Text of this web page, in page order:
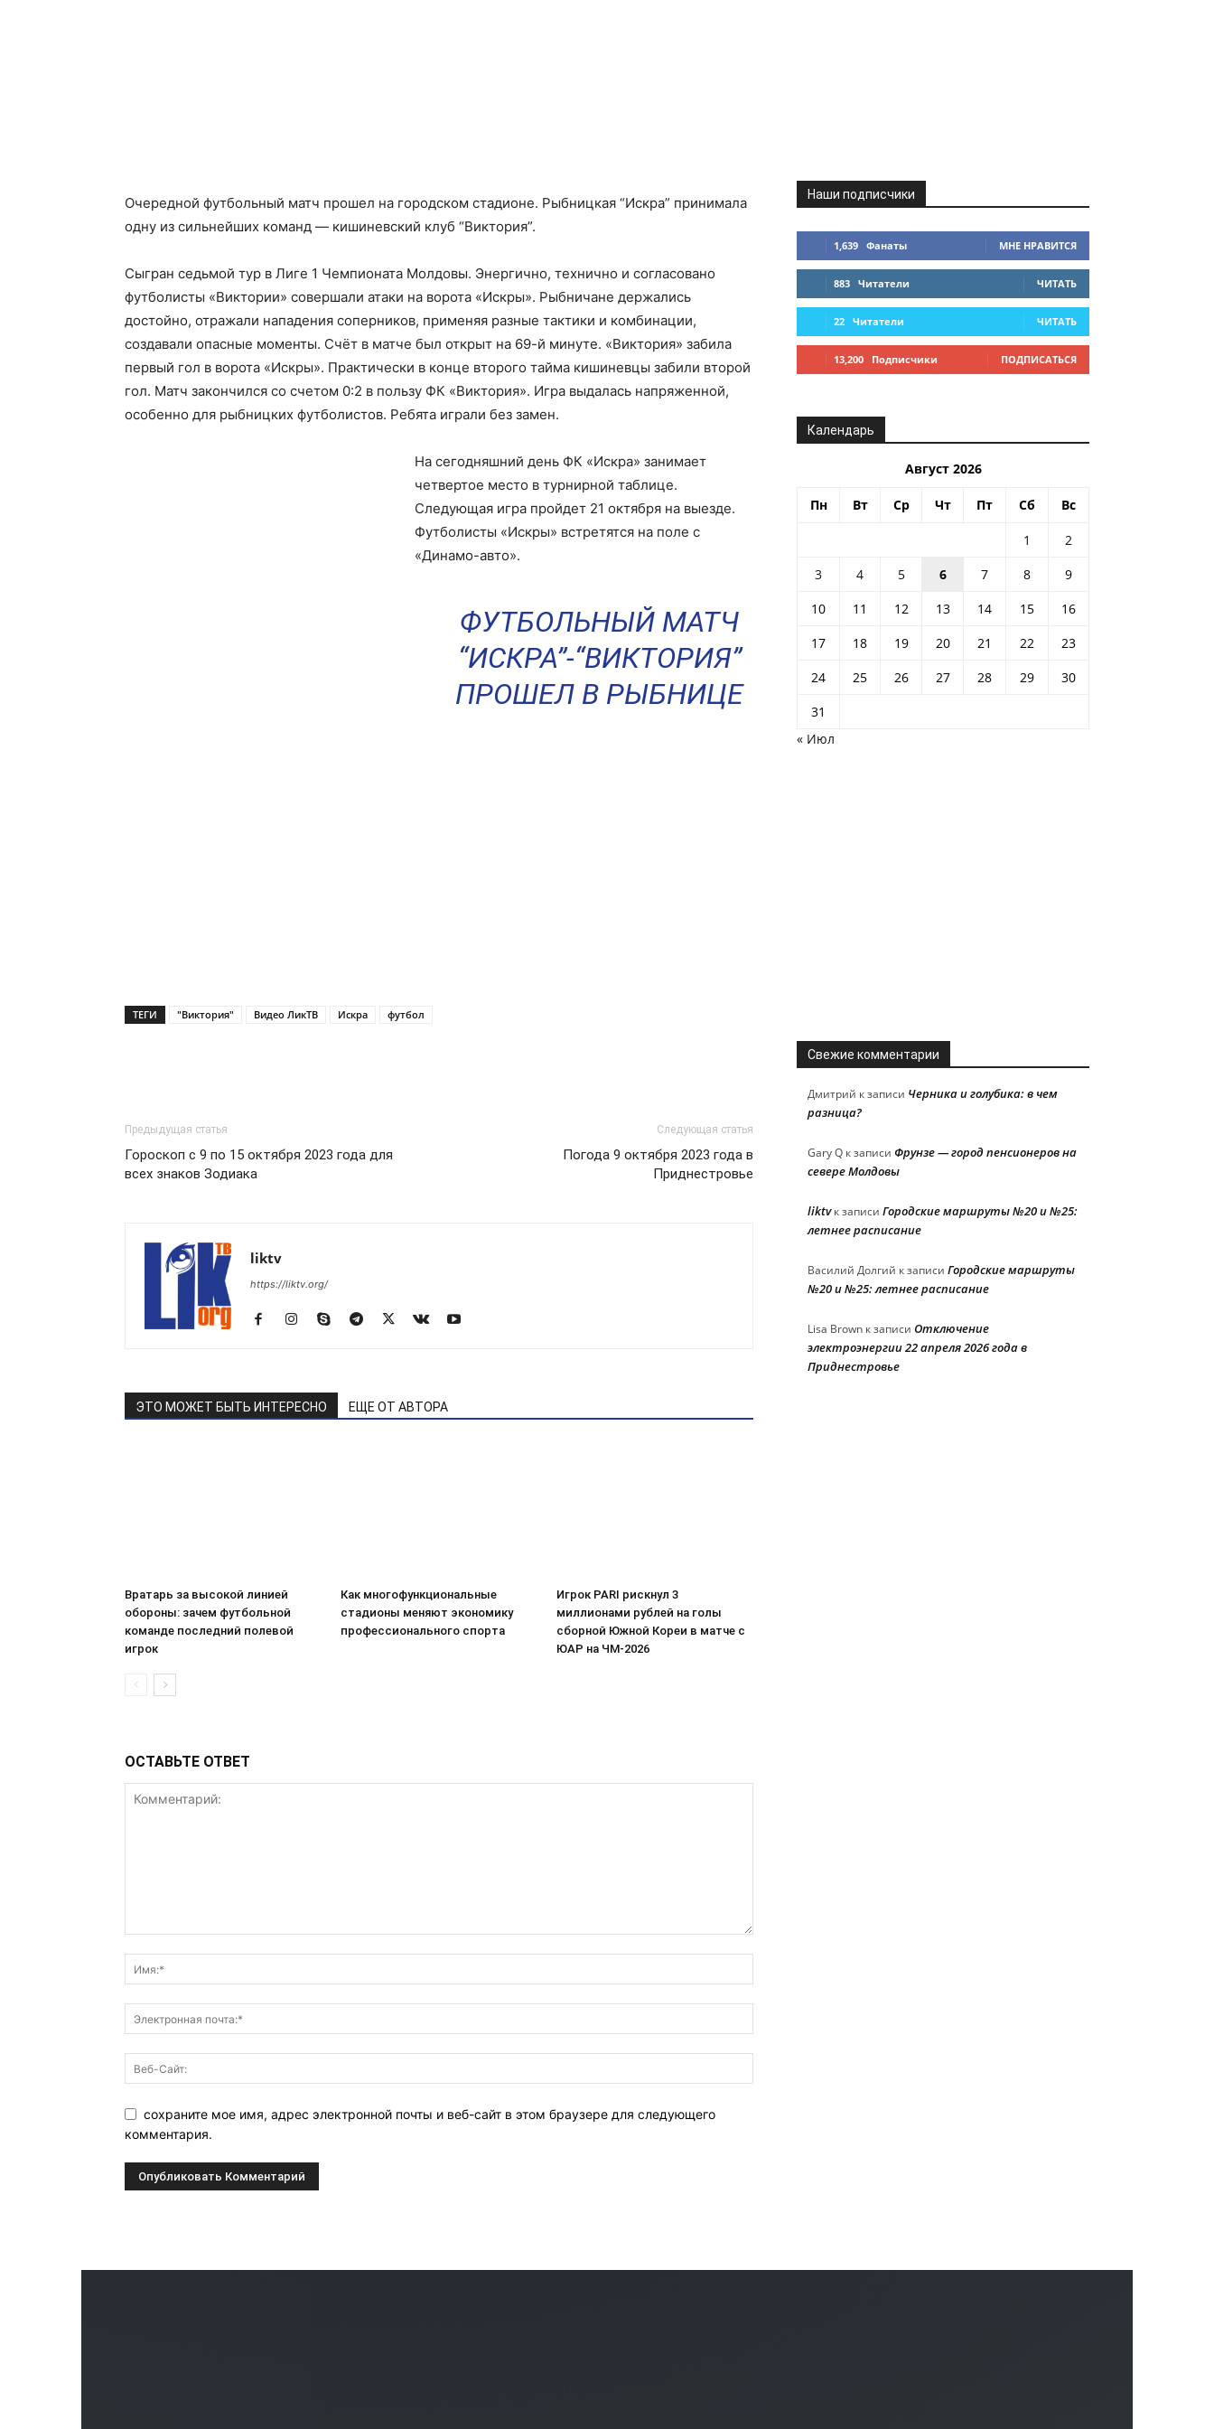
Очередной футбольный матч прошел на городском стадионе. Рыбницкая “Искра” принимала
одну из сильнейших команд — кишиневский клуб “Виктория”.
Сыгран седьмой тур в Лиге 1 Чемпионата Молдовы. Энергично, технично и согласовано
футболисты «Виктории» совершали атаки на ворота «Искры». Рыбничане держались
достойно, отражали нападения соперников, применяя разные тактики и комбинации,
создавали опасные моменты. Счёт в матче был открыт на 69-й минуте. «Виктория» забила
первый гол в ворота «Искры». Практически в конце второго тайма кишиневцы забили второй
гол. Матч закончился со счетом 0:2 в пользу ФК «Виктория». Игра выдалась напряженной,
особенно для рыбницких футболистов. Ребята играли без замен.
На сегодняшний день ФК «Искра» занимает
четвертое место в турнирной таблице.
Следующая игра пройдет 21 октября на выезде.
Футболисты «Искры» встретятся на поле с
«Динамо-авто».
ФУТБОЛЬНЫЙ МАТЧ
“ИСКРА”-“ВИКТОРИЯ”
ПРОШЕЛ В РЫБНИЦЕ
ТЕГИ "Виктория" Видео ЛикТВ Искра футбол
Предыдущая статья
Гороскоп с 9 по 15 октября 2023 года для
всех знаков Зодиака
Следующая статья
Погода 9 октября 2023 года в
Приднестровье
liktv
https://liktv.org/
ЭТО МОЖЕТ БЫТЬ ИНТЕРЕСНО ЕЩЕ ОТ АВТОРА
Вратарь за высокой линией
обороны: зачем футбольной
команде последний полевой
игрок
Как многофункциональные
стадионы меняют экономику
профессионального спорта
Игрок PARI рискнул 3
миллионами рублей на голы
сборной Южной Кореи в матче с
ЮАР на ЧМ-2026
ОСТАВЬТЕ ОТВЕТ
сохраните мое имя, адрес электронной почты и веб-сайт в этом браузере для следующего
комментария.
Наши подписчики
1,639 Фанаты МНЕ НРАВИТСЯ
883 Читатели ЧИТАТЬ
22 Читатели ЧИТАТЬ
13,200 Подписчики ПОДПИСАТЬСЯ
Календарь
Август 2026
Пн Вт Ср Чт Пт Сб Вс
1
2
3
4 5 6 7 8
9
10
11 12 13 14 15
16
17
18 19 20 21 22
23
24
25 26 27 28 29
30
31
« Июл
Свежие комментарии
Дмитрий к записи Черника и голубика: в чем
разница?
Gary Q к записи Фрунзе — город пенсионеров на
севере Молдовы
liktvк записи Городские маршруты №20 и №25:
летнее расписание
Василий Долгий к записи Городские маршруты
№20 и №25: летнее расписание
Lisa Brown к записи Отключение
электроэнергии 22 апреля 2026 года в
Приднестровье